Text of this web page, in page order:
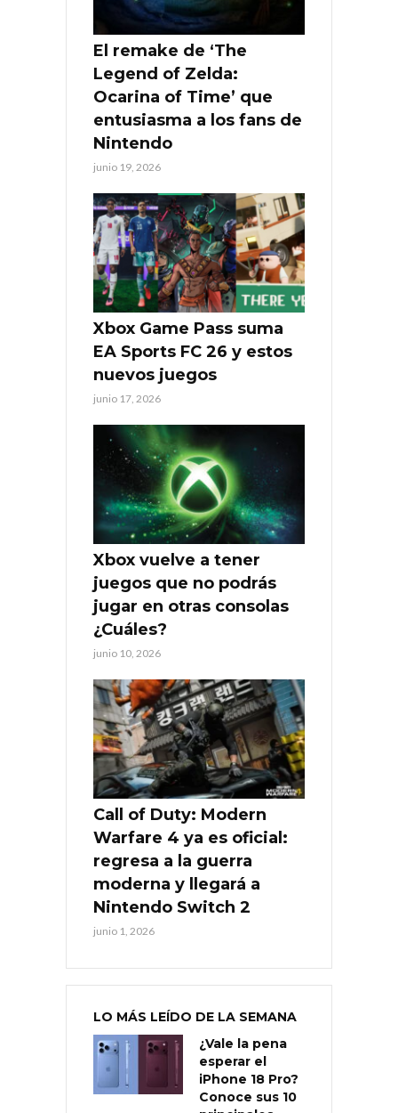
El remake de ‘The
Legend of Zelda:
Ocarina of Time’ que
entusiasma a los fans de
Nintendo
junio 19, 2026
Xbox Game Pass suma
EA Sports FC 26 y estos
nuevos juegos
junio 17, 2026
Xbox vuelve a tener
juegos que no podrás
jugar en otras consolas
¿Cuáles?
junio 10, 2026
Call of Duty: Modern
Warfare 4 ya es oficial:
regresa a la guerra
moderna y llegará a
Nintendo Switch 2
junio 1, 2026
LO MÁS LEÍDO DE LA SEMANA
¿Vale la pena
esperar el
iPhone 18 Pro?
Conoce sus 10